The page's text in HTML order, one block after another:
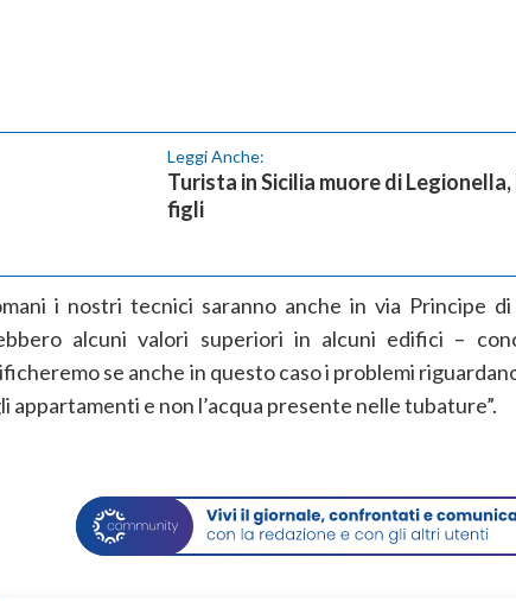
Leggi Anche:
Turista in Sicilia muore di
figli
i nostri tecnici saranno anche in via Principe
alcuni valori superiori in alcuni edifici –
se anche in questo caso i problemi
appartamenti e non l’acqua presente nelle tubature”.